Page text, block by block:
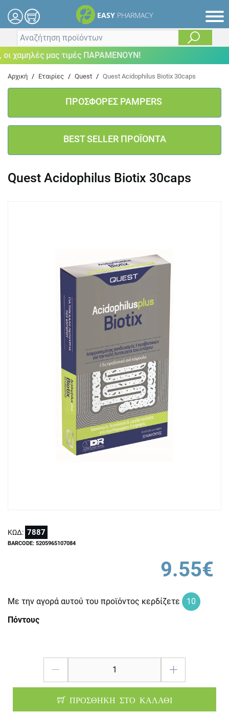
EASY PHARMACY
μας τιμές ΠΑΡΑΜΕΝΟΥΝ!
Αρχική / Εταιρίες / Quest / Quest Acidophilus Biotix 30caps
ΠΡΟΣΦΟΡΕΣ PAMPERS
BEST SELLER ΠΡΟΪΟΝΤΑ
Quest Acidophilus Biotix 30caps
ΚΩΔ: 7887
BARCODE: 5205965107084
9.55€
Με την αγορά αυτού του προϊόντος κερδίζετε
10
Πόντους
ΠΡΟΣΘΗΚΗ ΣΤΟ ΚΑΛΑΘΙ